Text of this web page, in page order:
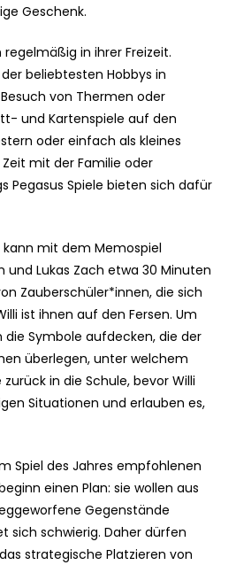
Geschenk.
in ihrer Freizeit.
beliebtesten Hobbys in
von Thermen oder
und Kartenspiele auf den
oder einfach als kleines
mit der Familie oder
Pegasus Spiele bieten sich dafür
kann mit dem Memospiel
und Lukas Zach etwa 30 Minuten
Zauberschüler*innen, die sich
ist ihnen auf den Fersen. Um
die Symbole aufdecken, die der
überlegen, unter welchem
in die Schule, bevor Willi
Situationen und erlauben es,
Spiel des Jahres empfohlenen
einen Plan: sie wollen aus
Gegenstände
sich schwierig. Daher dürfen
strategische Platzieren von